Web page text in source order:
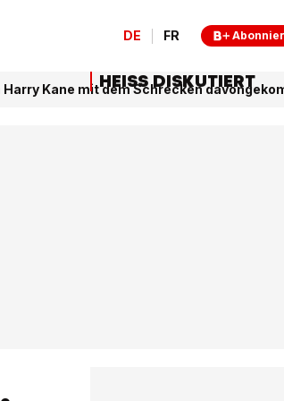
DE FR
Harry Kane mit dem Schrecken
HEISS DISKUTIERT